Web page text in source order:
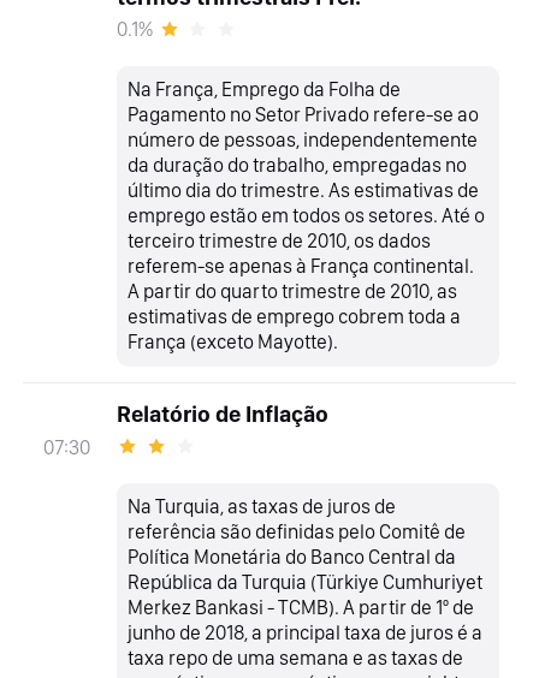
0.1%
Na França, Emprego da Folha de
Pagamento no Setor Privado refere-se ao
número de pessoas, independentemente
da duração do trabalho, empregadas no
último dia do trimestre. As estimativas de
emprego estão em todos os setores. Até o
terceiro trimestre de 2010, os dados
referem-se apenas à França continental.
A partir do quarto trimestre de 2010, as
estimativas de emprego cobrem toda a
França (exceto Mayotte).
07:30
Relatório de Inflação
Na Turquia, as taxas de juros de
referência são definidas pelo Comitê de
Política Monetária do Banco Central da
República da Turquia (Türkiye Cumhuriyet
Merkez Bankasi - TCMB). A partir de 1º de
junho de 2018, a principal taxa de juros é a
taxa repo de uma semana e as taxas de